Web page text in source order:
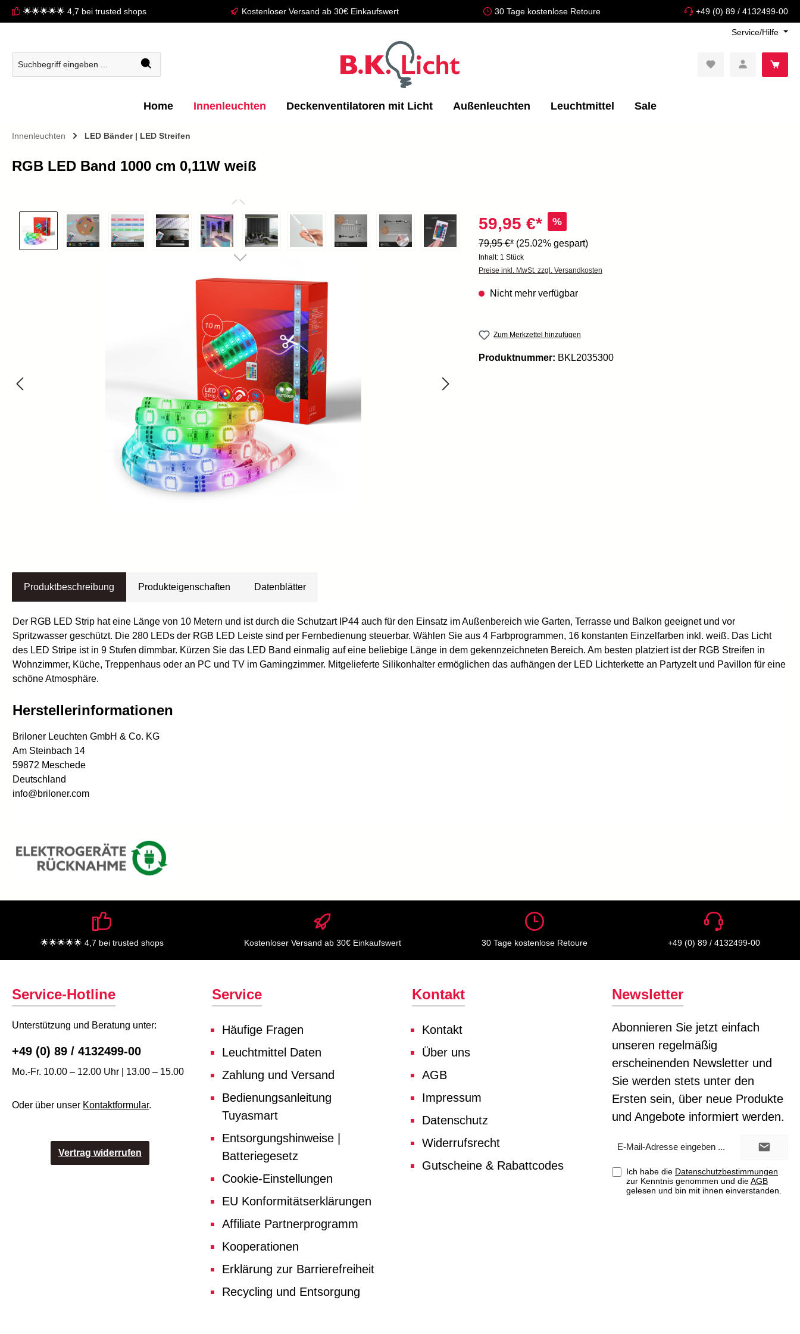
Zur Hauptnavigation springen
🌟🌟🌟🌟🌟 4,7 bei trusted shops Kostenloser Versand ab 30€ Einkaufswert 30 Tage kostenlose Retoure +49 (0) 89 / 4132499-00
Service/Hilfe
Home Innenleuchten Deckenventilatoren mit Licht Außenleuchten Leuchtmittel Sale
Innenleuchten LED Bänder | LED Streifen
RGB LED Band 1000 cm 0,11W weiß
Bildergalerie überspringen 59,95 €* %
79,95 €* (25.02% gespart)
Inhalt: 1 Stück
Preise inkl. MwSt. zzgl. Versandkosten
Nicht mehr verfügbar
Zum Merkzettel hinzufügen
Produktnummer: BKL2035300
Produktbeschreibung Produkteigenschaften Datenblätter
Der RGB LED Strip hat eine Länge von 10 Metern und ist durch die Schutzart IP44 auch für den Einsatz im Außenbereich wie Garten, Terrasse und Balkon geeignet und vor
Spritzwasser geschützt. Die 280 LEDs der RGB LED Leiste sind per Fernbedienung steuerbar. Wählen Sie aus 4 Farbprogrammen, 16 konstanten Einzelfarben inkl. weiß. Das Licht
des LED Stripe ist in 9 Stufen dimmbar. Kürzen Sie das LED Band einmalig auf eine beliebige Länge in dem gekennzeichneten Bereich. Am besten platziert ist der RGB Streifen in
Wohnzimmer, Küche, Treppenhaus oder an PC und TV im Gamingzimmer. Mitgelieferte Silikonhalter ermöglichen das aufhängen der LED Lichterkette an Partyzelt und Pavillon für eine
schöne Atmosphäre.
Herstellerinformationen
Briloner Leuchten GmbH & Co. KG
Am Steinbach 14
59872 Meschede
Deutschland
info@briloner.com
🌟🌟🌟🌟🌟 4,7 bei trusted shops Kostenloser Versand ab 30€ Einkaufswert 30 Tage kostenlose Retoure +49 (0) 89 / 4132499-00
Service-Hotline
Unterstützung und Beratung unter:
+49 (0) 89 / 4132499-00
Mo.-Fr. 10.00 – 12.00 Uhr | 13.00 – 15.00
Oder über unser Kontaktformular.
Vertrag widerrufen
Service
Häufige Fragen
Leuchtmittel Daten
Zahlung und Versand
Bedienungsanleitung
Tuyasmart
Entsorgungshinweise |
Batteriegesetz
Cookie-Einstellungen
EU Konformitätserklärungen
Affiliate Partnerprogramm
Kooperationen
Erklärung zur Barrierefreiheit
Recycling und Entsorgung
Kontakt
Kontakt
Über uns
AGB
Impressum
Datenschutz
Widerrufsrecht
Gutscheine & Rabattcodes
Newsletter
Abonnieren Sie jetzt einfach
unseren regelmäßig
erscheinenden Newsletter und
Sie werden stets unter den
Ersten sein, über neue Produkte
und Angebote informiert werden.
Mail-
Ich habe die Datenschutzbestimmungen
zur Kenntnis genommen und dieAGB
gelesen und bin mit ihnen einverstanden.